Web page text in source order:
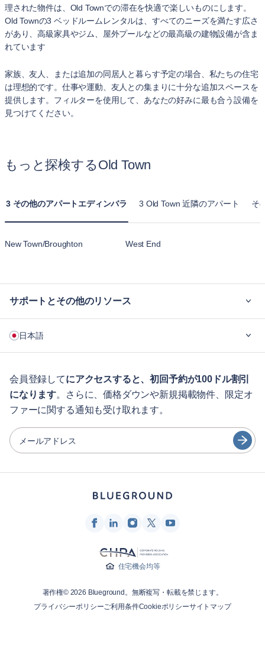
理された物件は、Old Townでの滞在を快適で楽しいものにします。
Old Townの3 ベッドルームレンタルは、すべてのニーズを満たす広さ
があり、高級家具やジム、屋外プールなどの最高級の建物設備が含ま
れています
家族、友人、または追加の同居人と暮らす予定の場合、私たちの住宅
は理想的です。仕事や運動、友人との集まりに十分な追加スペースを
提供します。フィルターを使用して、あなたの好みに最も合う設備を
見つけてください。
もっと探検するOld Town
3 その他のアパートエディンバラ 3 Old Town 近隣のアパート そ
New Town/Broughton West End
サポートとその他のリソース
企業向け
ゲスト向け特典サービス
シティガイド
パートナー
家具レンタル事業者
インフルエンサー＆アフィリエイト
ニュースルーム
日本語
English
Português
Español
会員登録してにアクセスすると、初回予約が100ドル割引
になります。さらに、価格ダウンや新規掲載物件、限定オ
ファーに関する通知も受け取れます。
メールアドレス
住宅機会均等
著作権© 2026 Blueground。無断複写・転載を禁じます。
プライバシーポリシーご利用条件Cookieポリシーサイトマップ